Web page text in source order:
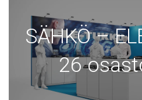
SÄHKÖ –
26